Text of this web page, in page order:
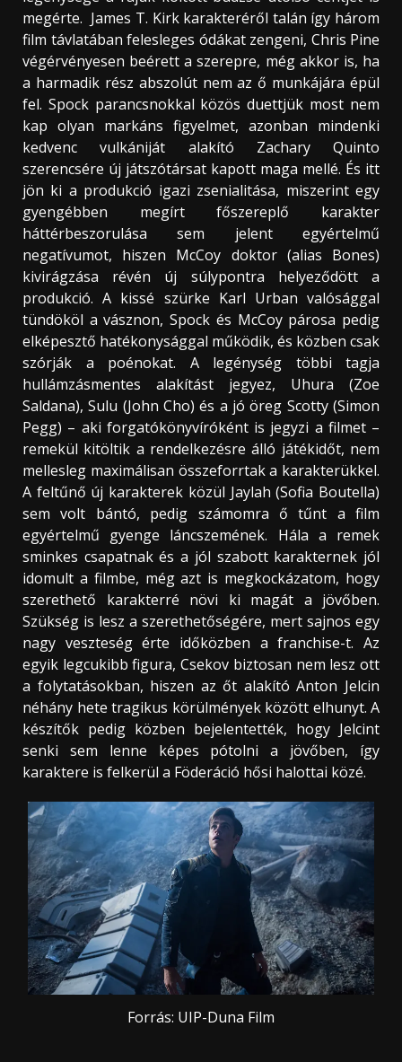
megérte. James T. Kirk karakteréről talán így három
film távlatában felesleges ódákat zengeni, Chris Pine
végérvényesen beérett a szerepre, még akkor is, ha
a harmadik rész abszolút nem az ő munkájára épül
fel. Spock parancsnokkal közös duettjük most nem
kap olyan markáns figyelmet, azonban mindenki
kedvenc vulkániját alakító Zachary Quinto
szerencsére új játszótársat kapott maga mellé. És itt
jön ki a produkció igazi zsenialitása, miszerint egy
gyengébben megírt főszereplő karakter
háttérbeszorulása sem jelent egyértelmű
negatívumot, hiszen McCoy doktor (alias Bones)
kivirágzása révén új súlypontra helyeződött a
produkció. A kissé szürke Karl Urban valósággal
tündököl a vásznon, Spock és McCoy párosa pedig
elképesztő hatékonysággal működik, és közben csak
szórják a poénokat. A legénység többi tagja
hullámzásmentes alakítást jegyez, Uhura (Zoe
Saldana), Sulu (John Cho) és a jó öreg Scotty (Simon
Pegg) – aki forgatókönyvíróként is jegyzi a filmet –
remekül kitöltik a rendelkezésre álló játékidőt, nem
mellesleg maximálisan összeforrtak a karakterükkel.
A feltűnő új karakterek közül Jaylah (Sofia Boutella)
sem volt bántó, pedig számomra ő tűnt a film
egyértelmű gyenge láncszemének. Hála a remek
sminkes csapatnak és a jól szabott karakternek jól
idomult a filmbe, még azt is megkockázatom, hogy
szerethető karakterré növi ki magát a jövőben.
Szükség is lesz a szerethetőségére, mert sajnos egy
nagy veszteség érte időközben a franchise-t. Az
egyik legcukibb figura, Csekov biztosan nem lesz ott
a folytatásokban, hiszen az őt alakító Anton Jelcin
néhány hete tragikus körülmények között elhunyt. A
készítők pedig közben bejelentették, hogy Jelcint
senki sem lenne képes pótolni a jövőben, így
karaktere is felkerül a Föderáció hősi halottai közé.
Forrás: UIP-Duna Film